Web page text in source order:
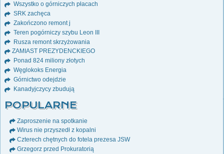
Wszystko o górniczych płacach
SRK zachęca
Zakończono remont j
Teren pogórniczy szybu Leon III
Rusza remont skrzyżowania
ZAMIAST PREZYDENCKIEGO
Ponad 824 miliony złotych
Węglokoks Energia
Górnictwo odejdzie
Kanadyjczycy zbudują
POPULARNE
Zaproszenie na spotkanie
Wirus nie przyszedł z kopalni
Czterech chętnych do fotela prezesa JSW
Grzegorz przed Prokuratorią